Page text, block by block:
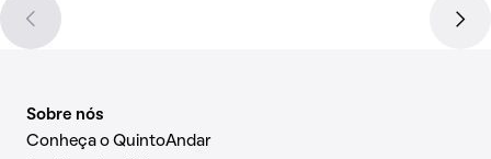
Sobre nós
Conheça o QuintoAndar